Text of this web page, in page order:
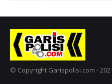
© Copyright Garispolisi.com -